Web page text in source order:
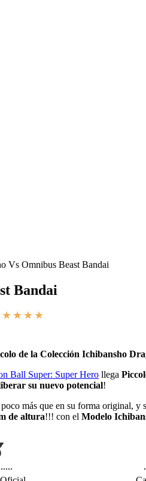
Vs Omnibus Beast Bandai
Bandai
★ ★ ★ ★
de la Colección Ichibansho
Ball Super: Super Hero llega
su nuevo potencial!
más que en su forma original, y
de altura!!! con elModelo